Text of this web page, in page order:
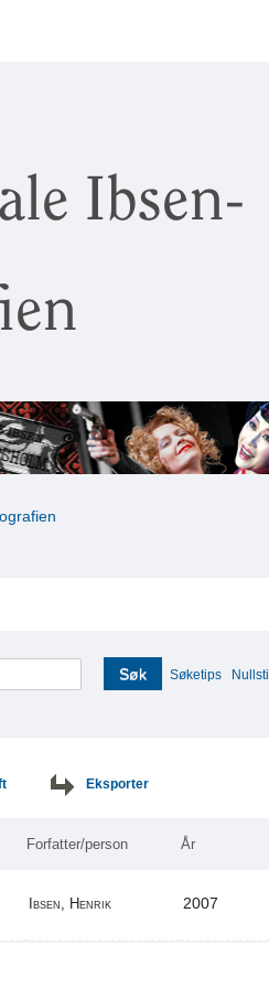
Ibsen-
Søk Søketips Nullstill
Eksporter
Forfatter/person År
Ibsen, Henrik 2007